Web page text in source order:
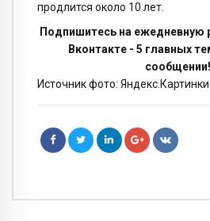
продлится около 10 лет.
Подпишитесь на ежедневную
Вконтакте - 5 главных
сообщении!
Источник фото: Яндекс.Картинки